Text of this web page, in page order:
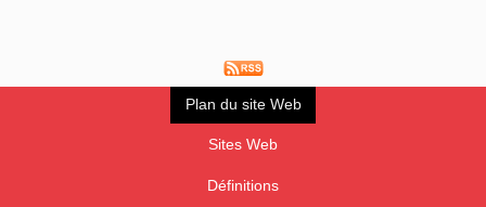
Plan du site Web
Sites Web
Définitions